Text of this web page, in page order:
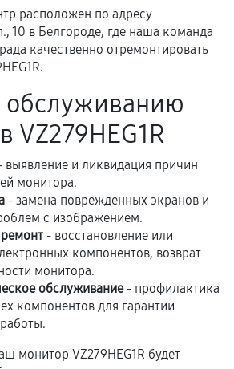
ремонт или вмешательство
износ деталей, если иное не
отдельно.
окончания гарантийного
сбои, если это не указано в
куплены
работы может
или частично, если
условия:
детали подходят по
параметрам и не имеют внешних
расположен по адресу
10 в Белгороде, где наша команда
качественно отремонтировать
обслуживанию
VZ279HEG1R
выявление и ликвидация причин
монитора.
- замена поврежденных экранов и
с изображением.
- восстановление или
компонентов, возврат
монитора.
обслуживание- профилактика
компонентов для гарантии
монитор VZ279HEG1R будет